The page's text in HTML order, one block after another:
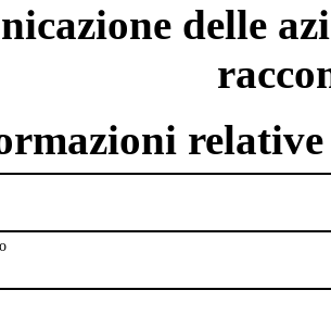
delle